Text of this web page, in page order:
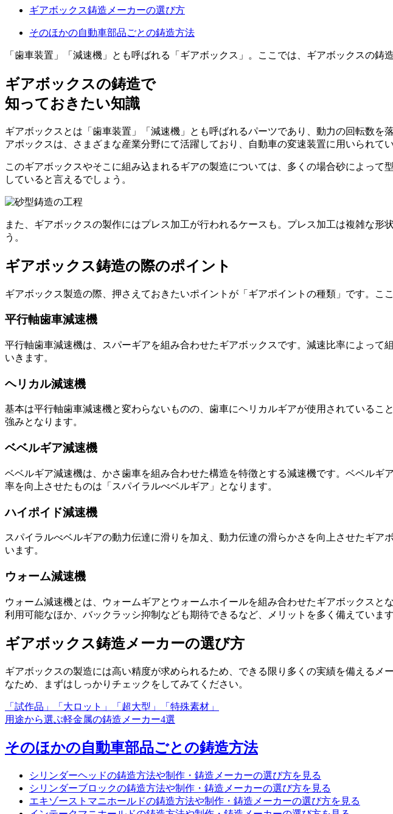
ギアボックス鋳造メーカーの選び方
そのほかの自動車部品ごとの鋳造方法
「歯車装置」「減速機」とも呼ばれる「ギアボックス」。ここでは、ギアボックスの
ギアボックスの鋳造で
知っておきたい知識
ギアボックスとは「歯車装置」「減速機」とも呼ばれるパーツであり、 動力の回転数を
アボックスは、さまざまな産業分野にて活躍しており、自動車の変速装置に用いられて
このギアボックスやそこに組み込まれるギアの製造については、多くの場合砂によって
している と言えるでしょう。
また、ギアボックスの製作にはプレス加工が行われるケースも。プレス加工は複雑な
う。
ギアボックス鋳造の際のポイント
ギアボックス製造の際、押さえておきたいポイントが「ギアポイントの種類」です。こ
平行軸歯車減速機
平行軸歯車減速機は、スパーギアを組み合わせたギアボックスです。減速比率によっ
いきます。
ヘリカル減速機
基本は平行軸歯車減速機と変わらないものの、歯車にヘリカルギアが使用されている
強みとなります。
ベベルギア減速機
ベベルギア減速機は、かさ歯車を組み合わせた構造を特徴とする減速機です。ベベル
率を向上させたものは「スパイラルべベルギア」となります。
ハイポイド減速機
スパイラルべベルギアの動力伝達に滑りを加え、動力伝達の滑らかさを向上させたギ
います。
ウォーム減速機
ウォーム減速機とは、ウォームギアとウォームホイールを組み合わせたギアボックス
利用可能なほか、バックラッシ抑制なども期待できるなど、メリットを多く備えていま
ギアボックス鋳造メーカーの選び方
ギアボックスの製造には高い精度が求められるため、 できる限り多くの実績を備えるメ
なため、まずはしっかりチェックをしてみてください。
「試作品」「大ロット」「超大型」「特殊素材」
用途から選ぶ軽金属の鋳造メーカー4選
そのほかの自動車部品ごとの鋳造方法
シリンダーヘッドの鋳造方法や制作・鋳造メーカーの選び方を見る
シリンダーブロックの鋳造方法や制作・鋳造メーカーの選び方を見る
エキゾーストマニホールドの鋳造方法や制作・鋳造メーカーの選び方を見る